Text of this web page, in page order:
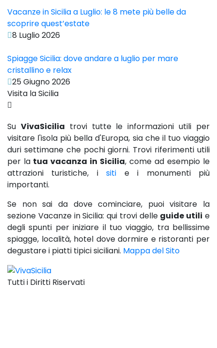
Vacanze in Sicilia a Luglio: le 8 mete più belle da
scoprire quest’estate
8 Luglio 2026
Spiagge Sicilia: dove andare a luglio per mare
cristallino e relax
25 Giugno 2026
Visita la Sicilia
Su VivaSicilia trovi tutte le informazioni utili per
visitare l'isola più bella d'Europa, sia che il tuo viaggio
duri settimane che pochi giorni. Trovi riferimenti utili
per la tua vacanza in Sicilia, come ad esempio le
attrazioni turistiche, isiti e i monumenti più
importanti.
Se non sai da dove cominciare, puoi visitare la
sezione Vacanze in Sicilia: qui trovi delle guide utili e
degli spunti per iniziare il tuo viaggio, tra bellissime
spiagge, località, hotel dove dormire e ristoranti per
degustare i piatti tipici siciliani. Mappa del Sito
Tutti i Diritti Riservati